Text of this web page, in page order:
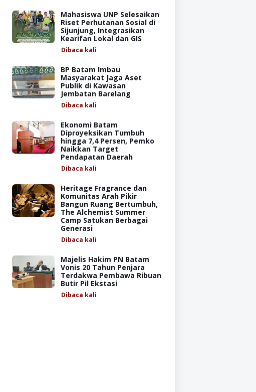
Mahasiswa UNP Selesaikan
Riset Perhutanan Sosial di
Sijunjung, Integrasikan
Kearifan Lokal dan GIS
Dibaca kali
BP Batam Imbau
Masyarakat Jaga Aset
Publik di Kawasan
Jembatan Barelang
Dibaca kali
Ekonomi Batam
Diproyeksikan Tumbuh
hingga 7,4 Persen, Pemko
Naikkan Target
Pendapatan Daerah
Dibaca kali
Heritage Fragrance dan
Komunitas Arah Pikir
Bangun Ruang Bertumbuh,
The Alchemist Summer
Camp Satukan Berbagai
Generasi
Dibaca kali
Majelis Hakim PN Batam
Vonis 20 Tahun Penjara
Terdakwa Pembawa Ribuan
Butir Pil Ekstasi
Dibaca kali